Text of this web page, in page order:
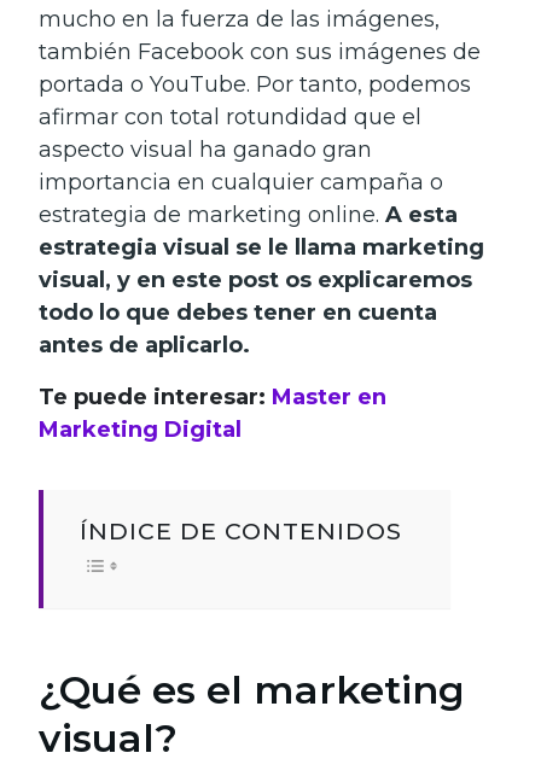
mucho en la fuerza de las imágenes,
también Facebook con sus imágenes de
portada o YouTube. Por tanto, podemos
afirmar con total rotundidad que el
aspecto visual ha ganado gran
importancia en cualquier campaña o
estrategia de marketing online. A esta
estrategia visual se le llama marketing
visual, y en este post os explicaremos
todo lo que debes tener en cuenta
antes de aplicarlo.
Te puede interesar: Master en
Marketing Digital
ÍNDICE DE CONTENIDOS
¿Qué es el marketing
visual?